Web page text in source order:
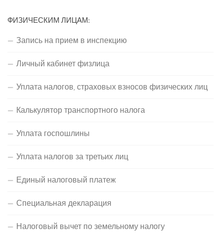
ФИЗИЧЕСКИМ ЛИЦАМ:
Запись на прием в инспекцию
Личный кабинет физлица
Уплата налогов, страховых взносов физических лиц
Калькулятор транспортного налога
Уплата госпошлины
Уплата налогов за третьих лиц
Единый налоговый платеж
Специальная декларация
Налоговый вычет по земельному налогу